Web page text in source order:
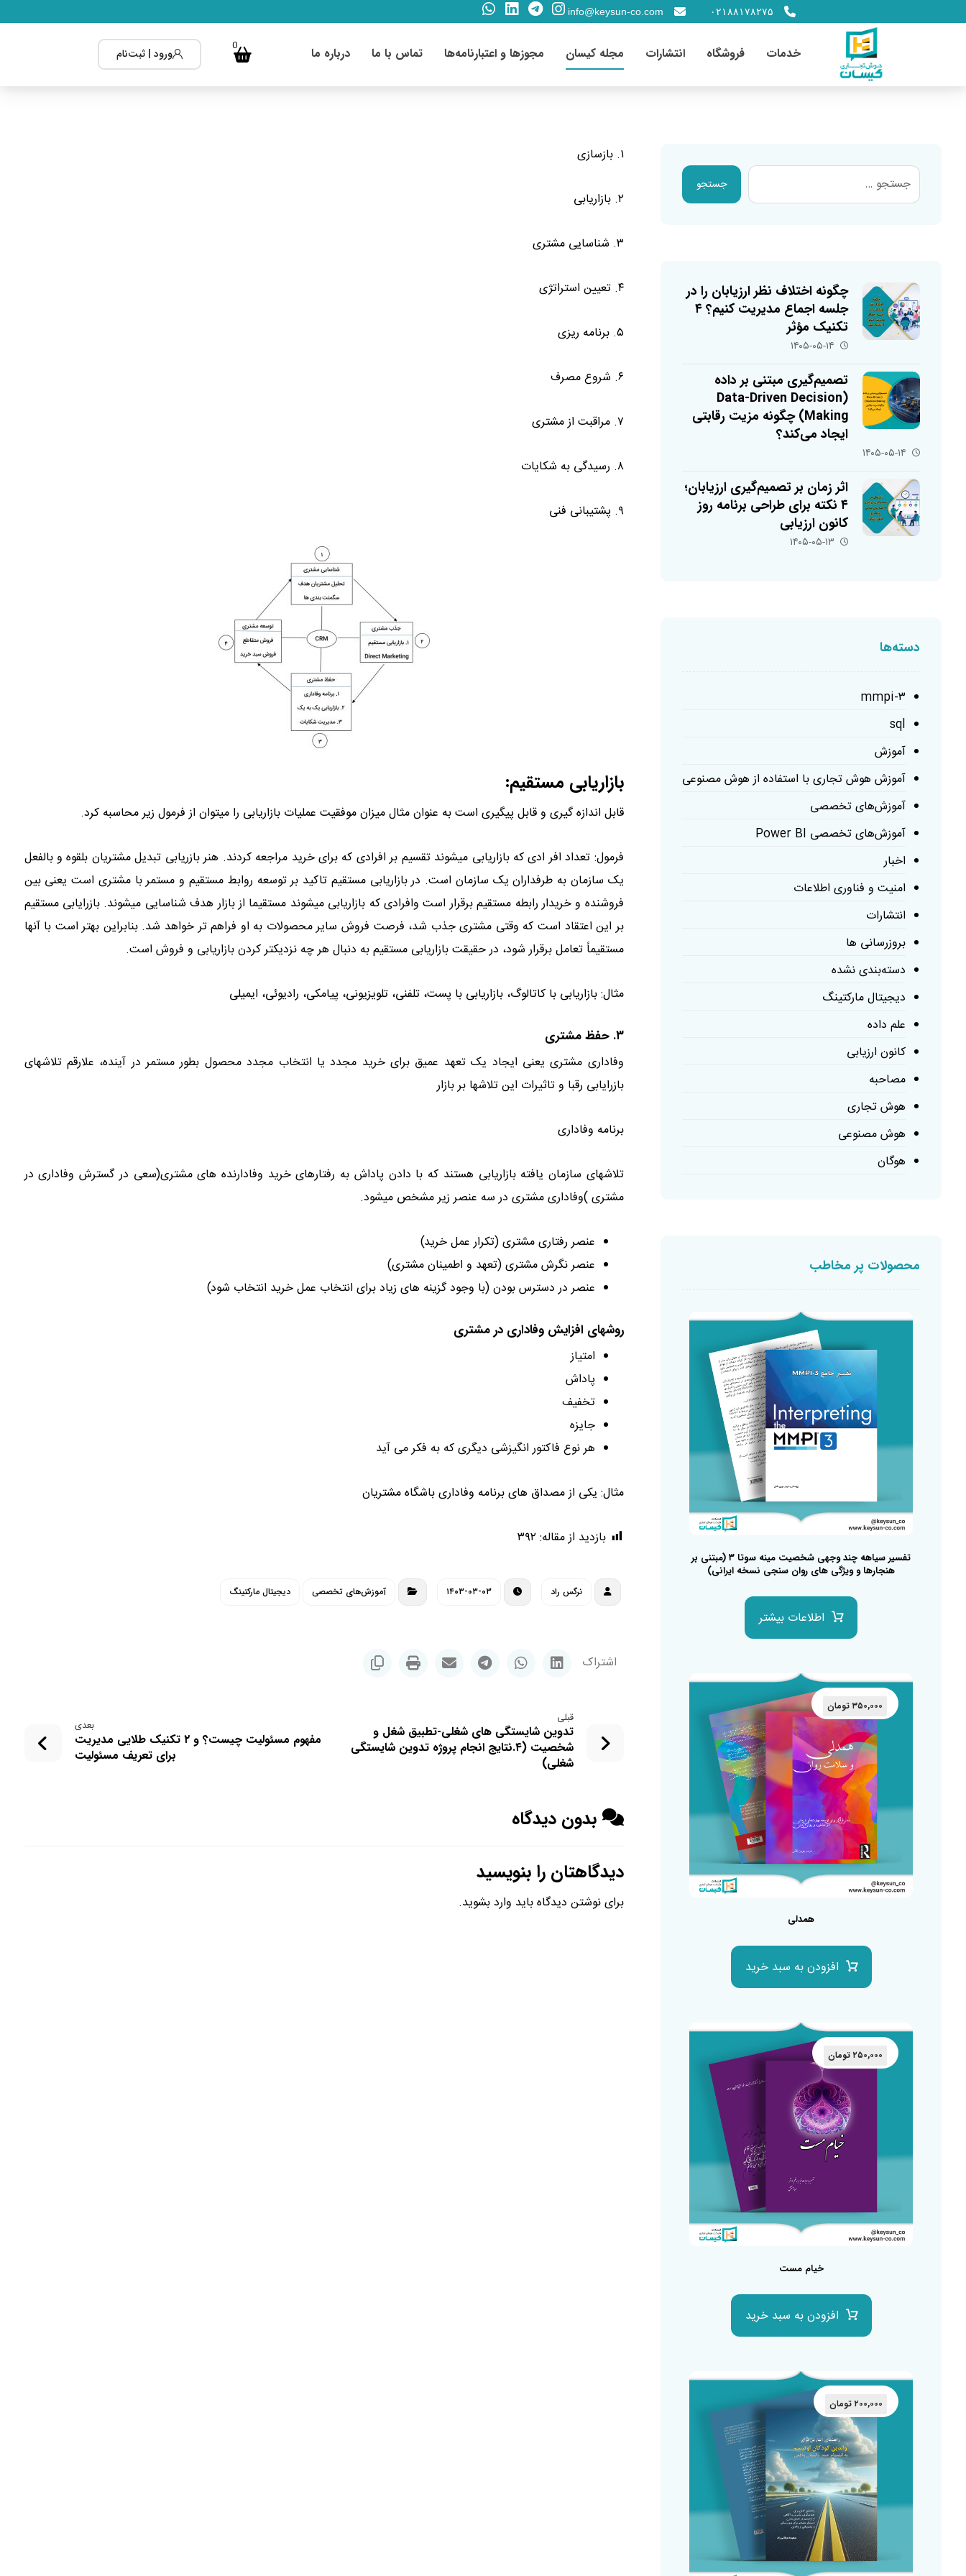
۰۲۱۸۸۱۷۸۲۷۵ info@keysun-co.com
خدمات فروشگاه انتشارات مجله کیسان مجوزها و اعتبارنامه‌ها تماس با ما درباره ما 0
ورود | ثبت‌نام
۱. بازسازی
۲. بازاریابی
۳. شناسایی مشتری
۴. تعیین استراتژی
۵. برنامه ریزی
۶. شروع مصرف
۷. مراقبت از مشتری
۸. رسیدگی به شکایات
۹. پشتیبانی فنی
بازاریابی مستقیم:
قابل اندازه گیری و قابل پیگیری است به عنوان مثال میزان موفقیت عملیات بازاریابی را میتوان از فرمول زیر محاسبه کرد.
فرمول: تعداد افر ادی که بازاریابی میشوند تقسیم بر افرادی که برای خرید مراجعه کردند. هنر بازریابی تبدیل مشتریان بلقوه و بالفعل
یک سازمان به طرفداران یک سازمان است. در بازاریابی مستقیم تاکید بر توسعه روابط مستقیم و مستمر با مشتری است یعنی بین
فروشنده و خریدار رابطه مستقیم برقرار است وافرادی که بازاریابی میشوند مستقیما از بازار هدف شناسایی میشوند. بازرایابی مستقیم
بر این اعتقاد است که وقتی مشتری جذب شد، فرصت فروش سایر محصولات به او فراهم تر خواهد شد. بنابراین بهتر است با آنها
مستقیماً تعامل برقرار شود، در حقیقت بازاریابی مستقیم به دنبال هر چه نزدیکتر کردن بازاریابی و فروش است.
مثال: بازاریابی با کاتالوگ، بازاریابی با پست، تلفنی، تلویزیونی، پیامکی، رادیوئی، ایمیلی
۳. حفظ مشتری
وفاداری مشتری یعنی ایجاد یک تعهد عمیق برای خرید مجدد یا انتخاب مجدد محصول بطور مستمر در آینده، علارقم تلاشهای
بازرایابی رقبا و تاثیرات این تلاشها بر بازار
برنامه وفاداری
تلاشهای سازمان یافته بازاریابی هستند که با دادن پاداش به رفتارهای خرید وفادارنده های مشتری(سعی در گسترش وفاداری در
مشتری )وفاداری مشتری در سه عنصر زیر مشخص میشود.
عنصر رفتاری مشتری (تکرار عمل خرید)
عنصر نگرش مشتری (تعهد و اطمینان مشتری)
عنصر در دسترس بودن (با وجود گزینه های زیاد برای انتخاب عمل خرید انتخاب شود)
روشهای افزایش وفاداری در مشتری
امتیاز
پاداش
تخفیف
جایزه
هر نوع فاکتور انگیزشی دیگری که به فکر می آید
مثال: یکی از مصداق های برنامه وفاداری باشگاه مشتریان
بازدید از مقاله: ۳۹۲
نرگس راد ۱۴۰۳-۰۳-۰۳ آموزش‌های تخصصی دیجیتال مارکتینگ
قبلی
تدوین شایستگی های شغلی-تطبیق شغل و
شخصیت (۴.نتایج انجام پروژه تدوین شایستگی
شغلی)
بعدی
مفهوم مسئولیت چیست؟ و ۲ تکنیک طلایی مدیریت
برای تعریف مسئولیت
بدون دیدگاه
دیدگاهتان را بنویسید
برای نوشتن دیدگاه باید وارد بشوید.
جستجو
چگونه اختلاف نظر ارزیابان را در
جلسه اجماع مدیریت کنیم؟ ۴
تکنیک مؤثر
۱۴۰۵-۰۵-۱۴
تصمیم‌گیری مبتنی بر داده
(Data-Driven Decision
Making) چگونه مزیت رقابتی
ایجاد می‌کند؟
۱۴۰۵-۰۵-۱۴
اثر زمان بر تصمیم‌گیری ارزیابان؛
۴ نکته برای طراحی برنامه روز
کانون ارزیابی
۱۴۰۵-۰۵-۱۳
دسته‌ها
mmpi-۳
sql
آموزش
آموزش هوش تجاری با استفاده از هوش مصنوعی
آموزش‌های تخصصی
آموزش‌های تخصصی Power BI
اخبار
امنیت و فناوری اطلاعات
انتشارات
بروزرسانی ها
دسته‌بندی نشده
دیجیتال مارکتینگ
علم داده
کانون ارزیابی
مصاحبه
هوش تجاری
هوش مصنوعی
هوگان
محصولات پر مخاطب
تفسیر سیاهه چند وجهی شخصیت مینه سوتا ۳ (مبتنی بر
هنجارها و ویژگی های روان سنجی نسخه ایرانی)
اطلاعات بیشتر
همدلی
۳۵۰,۰۰۰ تومان
افزودن به سبد خرید
خیام مست
۲۵۰,۰۰۰ تومان
افزودن به سبد خرید
۲۰۰,۰۰۰ تومان